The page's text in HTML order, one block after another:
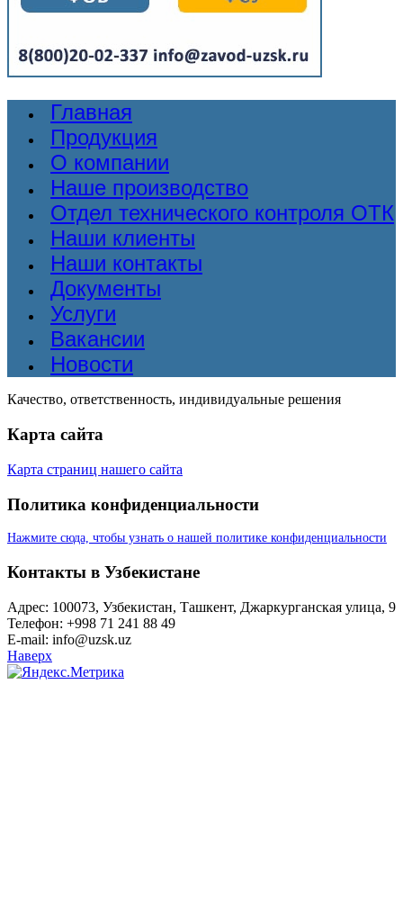
Главная
Продукция
О компании
Наше производство
Отдел технического контроля ОТК
Наши клиенты
Наши контакты
Документы
Услуги
Вакансии
Новости
Качество, ответственность, индивидуальные решения
Карта сайта
Карта страниц нашего сайта
Политика конфиденциальности
Нажмите сюда, чтобы узнать о нашей политике конфиденциальности
Контакты в Узбекистане
Адрес: 100073, Узбекистан, Ташкент, Джаркурганская улица, 9
Телефон: +998 71 241 88 49
E-mail: info@uzsk.uz
Наверх